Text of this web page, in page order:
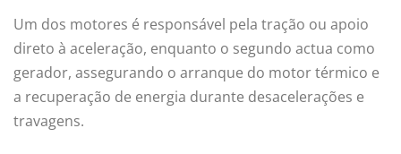
Um dos motores é responsável pela tração ou apoio
direto à aceleração, enquanto o segundo actua como
gerador, assegurando o arranque do motor térmico e
a recuperação de energia durante desacelerações e
travagens.